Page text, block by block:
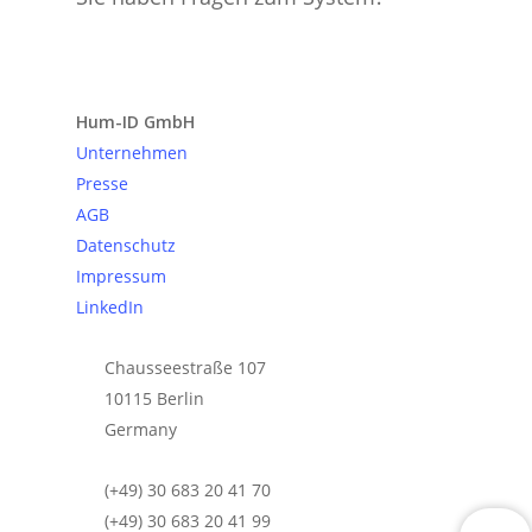
Hum-ID GmbH
Unternehmen
Presse
AGB
Datenschutz
Impressum
LinkedIn
Chausseestraße 107
10115 Berlin
Germany
(+49) 30 683 20 41 70
(+49) 30 683 20 41 99